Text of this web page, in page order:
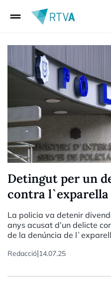
drag_handle
Detingut per un
contra l`exparella
La policia va detenir
anys acusat d’un delicte
de la denúncia de
Redacció|14.07.25